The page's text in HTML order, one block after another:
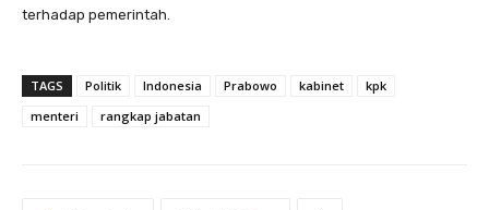
terhadap pemerintah.
TAGS Politik Indonesia Prabowo kabinet
kpk
menteri
rangkap jabatan